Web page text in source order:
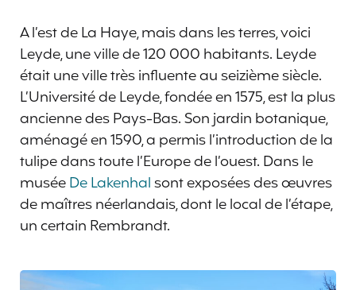
A l’est de La Haye, mais dans les terres, voici
Leyde, une ville de 120 000 habitants. Leyde
était une ville très influente au seizième siècle.
L’Université de Leyde, fondée en 1575, est la plus
ancienne des Pays-Bas. Son jardin botanique,
aménagé en 1590, a permis l’introduction de la
tulipe dans toute l’Europe de l’ouest. Dans le
muséeDe Lakenhalsont exposées des œuvres
de maîtres néerlandais, dont le local de l’étape,
un certain Rembrandt.